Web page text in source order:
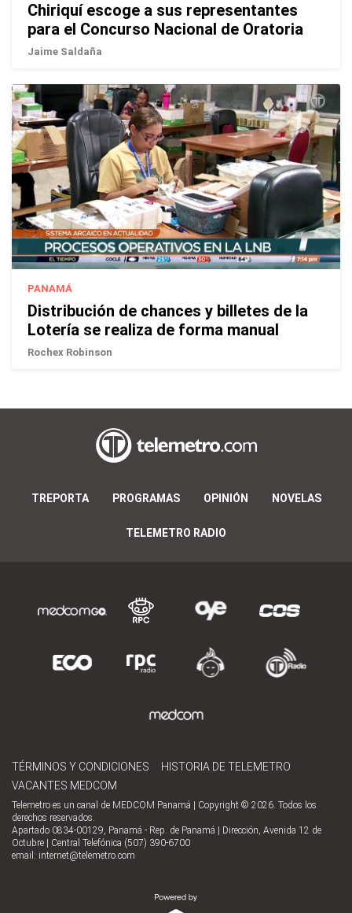
Chiriquí escoge a sus representantes
para el Concurso Nacional de Oratoria
Jaime Saldaña
PANAMÁ
Distribución de chances y billetes de la
Lotería se realiza de forma manual
Rochex Robinson
TREPORTA PROGRAMAS OPINIÓN NOVELAS
TELEMETRO RADIO
TÉRMINOS Y CONDICIONES
HISTORIA DE TELEMETRO
VACANTES MEDCOM
Telemetro es un canal de MEDCOM Panamá | Copyright © 2026. Todos los
derechos reservados.
Apartado 0834-00129, Panamá - Rep. de Panamá | Dirección, Avenida 12 de
Octubre | Central Telefónica (507) 390-6700
email: internet@telemetro.com